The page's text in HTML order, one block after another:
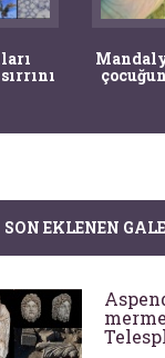
SON EKLENEN